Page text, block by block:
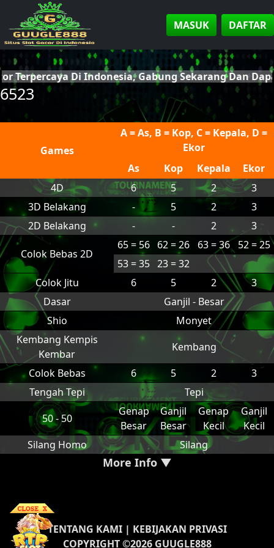
MASUK DAFTAR
Di Indonesia, Gabung Sekarang Dan
6523
Games
A = As, B = Kop, C = Kepala, D =
Ekor
As
Kop Kepala
Ekor
4D
6 5 2
3
3D Belakang
- 5 2
3
2D Belakang
- - 2 3
Colok Bebas 2D
65 = 56 62 = 26 63 = 36
52 = 25
53 = 35 23 = 32
Colok Jitu
6 5 2
3
Dasar
Ganjil - Besar
Shio
Monyet
Kembang Kempis
Kembar
Kembang
Colok Bebas
6 5 2
3
Tengah Tepi
Tepi
50 - 50
Genap
Besar
Ganjil
Besar
Genap
Kecil
Ganjil
Kecil
Silang Homo
Silang
More Info ▼
TENTANG KAMI| KEBIJAKAN PRIVASI
COPYRIGHT ©2026 GUUGLE888